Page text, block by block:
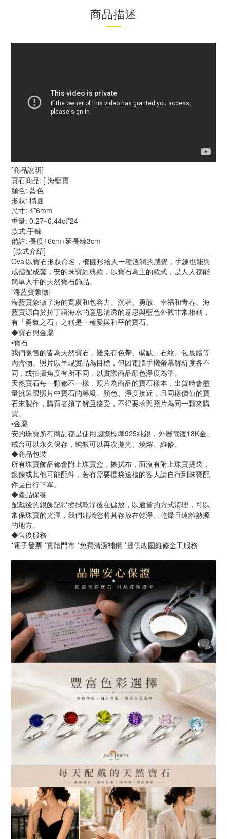
商品描述
[商品說明]
寶石商品: ] 海藍寶
顏色: 藍色
形狀: 橢圓
尺寸: 4*6mm
重量: 0.27~0.44ct*24
款式:手鍊
備註: 長度16cm+延長練3cm
[款式介紹]
Oval以寶石形狀命名，橢圓形給人一種溫潤的感覺，手鍊也能與
戒指配成套，安的珠寶經典款，以寶石為主的款式，是人人都能
簡單入手的天然寶石飾品。
[海藍寶象徵]
海藍寶象徵了海的寬廣和包容力、沉著、勇敢、幸福和青春。海
藍寶源自於拉丁語海水的意思清透的意思與藍色外觀非常相稱，
有「勇氣之石」之稱是一種愛與和平的寶石。
◆寶石與金屬
▪️寶石
我們販售的皆為天然寶石，難免有色帶、礦缺、石紋、包裹體等
內含物。照片以呈現實品為目標，但因電腦手機螢幕解析度各不
同，或拍攝角度有所不同，以實際商品顏色淨度為準。
天然寶石每一顆都不一樣，照片為商品的寶石樣本，出貨時會盡
量挑選跟照片中寶石的等級、顏色、淨度接近，且同樣價值的寶
石來製作，購買者須了解且接受，不得要求與照片為同一顆來購
買。
▪️金屬
安的珠寶所有商品都是使用國際標準925純銀，外層電鍍18K金。
戒台可以永久保存，純銀可以再次拋光、燒熔、維修。
◆商品包裝
所有珠寶飾品都會附上珠寶盒，擦拭布，而沒有附上珠寶提袋，
銀鍊或其他可能配件，若有需要提袋送禮的客人請自行到珠寶配
件區自行下單。
◆產品保養
配戴後的銀飾記得擦拭乾淨後在儲放，以適當的方式清理，可以
常保珠寶的光澤，我們建議您將其存放在乾淨、乾燥且遠離熱源
的地方。
◆售後服務
*電子發票 *實體門市 *免費清潔補鑽 *提供改圍維修金工服務